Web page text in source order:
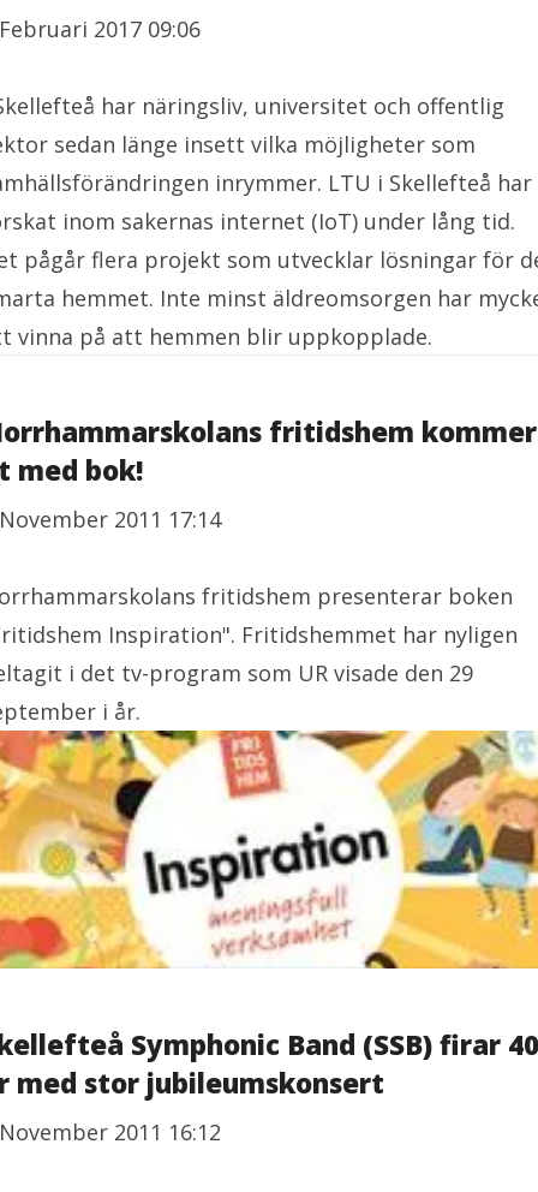
2017 09:06
har näringsliv, universitet och offentlig
sedan länge insett vilka möjligheter som
inrymmer. LTU i Skellefteå har
inom sakernas internet (IoT) under lång tid.
pågår flera projekt som utvecklar lösningar för
hemmet. Inte minst äldreomsorgen har
vinna på att hemmen blir uppkopplade.
fritidshem kommer
med bok!
2011 17:14
fritidshem presenterar boken
Inspiration". Fritidshemmet har nyligen
i det tv-program som UR visade den 29
i år.
Symphonic Band (SSB) firar 40
med stor jubileumskonsert
2011 16:12